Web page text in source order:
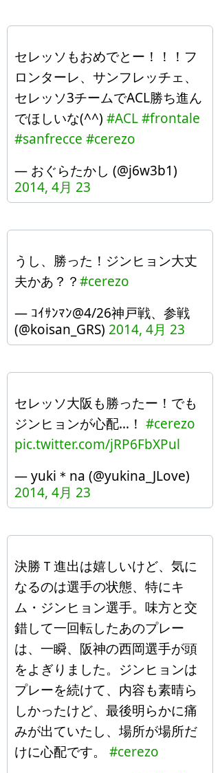
セレッソもおめでとー！！！フ
ロンターレ、サンフレッチェ、
セレッソ3チームでACL勝ち進ん
でほしいな(^^) #ACL#frontale
#sanfrecce #cerezo
— おぐらたかし (@j6w3b1)
2014, 4月 23
うし、勝った！ジンヒョン大丈
夫かあ？？#cerezo
— ｺｲｻﾝﾏﾝ@4/26神戸戦、参戦
(@koisan_GRS) 2014, 4月 23
セレッソ大阪も勝ったー！でも
ジンヒョンが心配…！ #cerezo
pic.twitter.com/jRP6FbXPul
— yuki＊na (@yukina_JLove)
2014, 4月 23
決勝Ｔ進出は嬉しいけど、気に
なるのは選手の状態、特にキ
ム・ジンヒョン選手。味方と交
錯して一回転したあのプレー
は、一瞬、阪神の西岡選手が頭
をよぎりました。ジンヒョンは
プレーを続けて、内容も素晴ら
しかったけど、最後明らかに痛
みが出ていたし、場所が場所だ
けに心配です。 #cerezo